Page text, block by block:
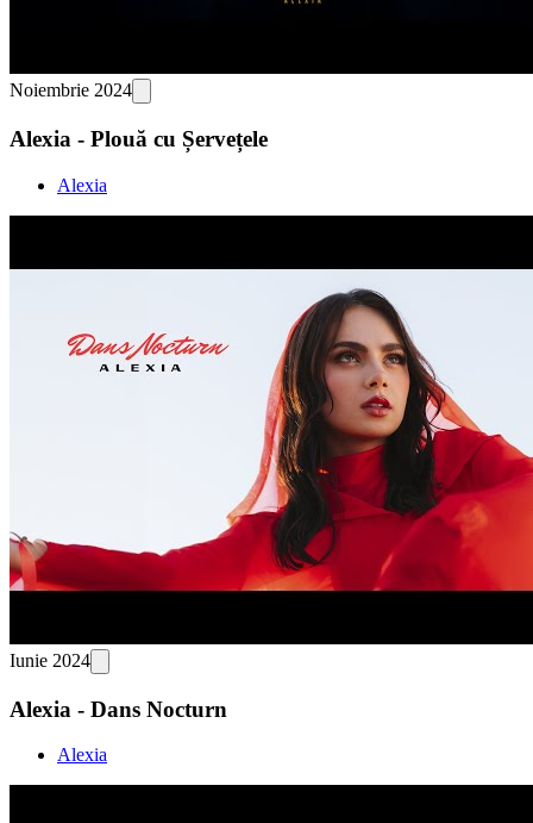
Noiembrie 2024
Alexia - Plouă cu Șervețele
Alexia
Iunie 2024
Alexia - Dans Nocturn
Alexia